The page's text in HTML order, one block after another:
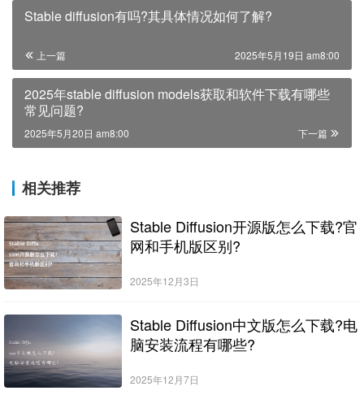
Stable diffusion有吗?其具体情况如何了解?
上一篇 2025年5月19日 am8:00
2025年stable diffusion models获取和软件下载有哪些
常见问题?
下一篇
2025年5月20日 am8:00
相关推荐
Stable Diffusion开源版怎么下载?官
网和手机版区别?
2025年12月3日
Stable Diffusion中文版怎么下载?电
脑安装流程有哪些?
2025年12月7日